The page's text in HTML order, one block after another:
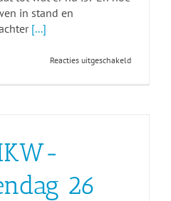
in stand en
[...]
Reacties uitgeschakeldvoor
26